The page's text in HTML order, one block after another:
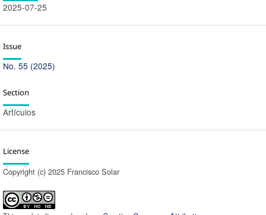
2025-07-25
Issue
No. 55 (2025)
Section
Artículos
License
Copyright (c) 2025 Francisco Solar